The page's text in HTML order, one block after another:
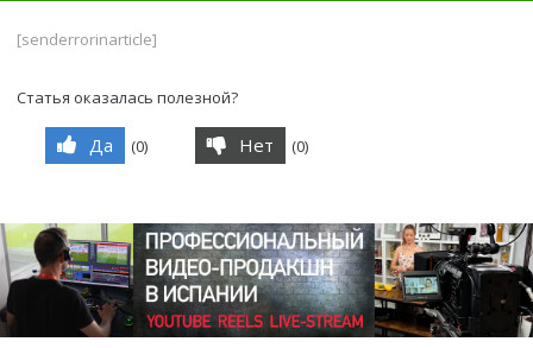
[senderrorinarticle]
Статья оказалась полезной?
Да (0) Нет (0)